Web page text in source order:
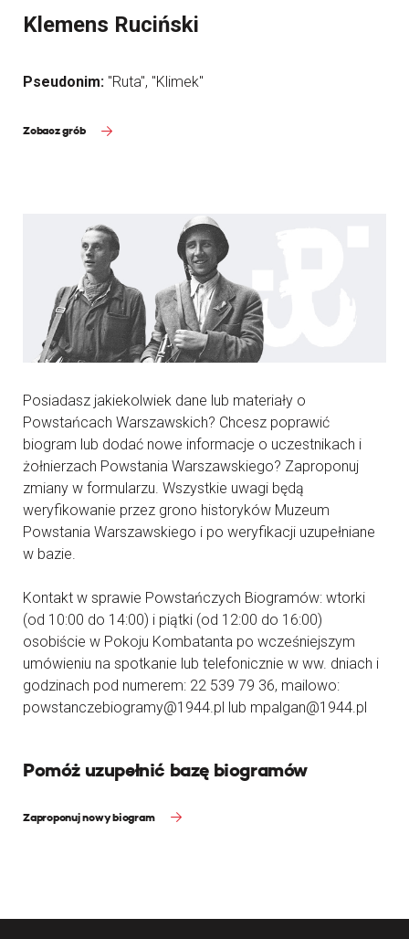
Klemens Ruciński
Pseudonim: "Ruta", "Klimek"
Zobacz grób
Posiadasz jakiekolwiek dane lub materiały o
Powstańcach Warszawskich? Chcesz poprawić
biogram lub dodać nowe informacje o uczestnikach i
żołnierzach Powstania Warszawskiego? Zaproponuj
zmiany w formularzu. Wszystkie uwagi będą
weryfikowanie przez grono historyków Muzeum
Powstania Warszawskiego i po weryfikacji uzupełniane
w bazie.
Kontakt w sprawie Powstańczych Biogramów: wtorki
(od 10:00 do 14:00) i piątki (od 12:00 do 16:00)
osobiście w Pokoju Kombatanta po wcześniejszym
umówieniu na spotkanie lub telefonicznie w ww. dniach i
godzinach pod numerem: 22 539 79 36, mailowo:
powstanczebiogramy@1944.pl lub mpalgan@1944.pl
Pomóż uzupełnić bazę biogramów
Zaproponuj nowy biogram